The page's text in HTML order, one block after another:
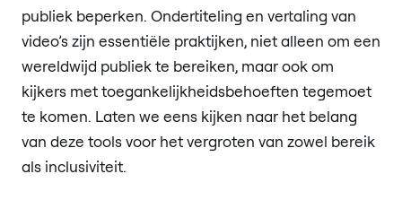
publiek beperken. Ondertiteling en vertaling van
video’s zijn essentiële praktijken, niet alleen om een
wereldwijd publiek te bereiken, maar ook om
kijkers met toegankelijkheidsbehoeften tegemoet
te komen. Laten we eens kijken naar het belang
van deze tools voor het vergroten van zowel bereik
als inclusiviteit.